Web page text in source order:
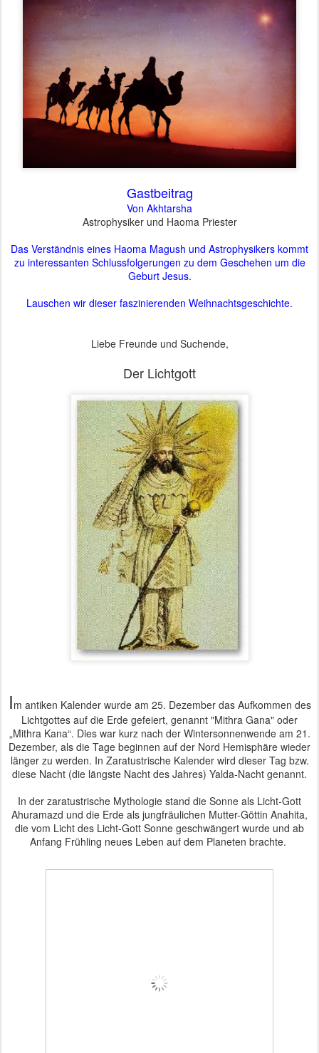
Gastbeitrag
Von Akhtarsha
Astrophysiker und Haoma Priester
Das Verständnis eines Haoma Magush und Astrophysikers kommt
zu interessanten Schlussfolgerungen zu dem Geschehen um die
Geburt Jesus.
Lauschen wir dieser faszinierenden Weihnachtsgeschichte.
Liebe Freunde und Suchende,
Der Lichtgott
Im antiken Kalender wurde am 25. Dezember das Aufkommen des
Lichtgottes auf die Erde gefeiert, genannt "Mithra Gana" oder
„Mithra Kana“. Dies war kurz nach der Wintersonnenwende am 21.
Dezember, als die Tage beginnen auf der Nord Hemisphäre wieder
länger zu werden. In Zaratustrische Kalender wird dieser Tag bzw.
diese Nacht (die längste Nacht des Jahres) Yalda-Nacht genannt.
In der zaratustrische Mythologie stand die Sonne als Licht-Gott
Ahuramazd und die Erde als jungfräulichen Mutter-Göttin Anahita,
die vom Licht des Licht-Gott Sonne geschwängert wurde und ab
Anfang Frühling neues Leben auf dem Planeten brachte.